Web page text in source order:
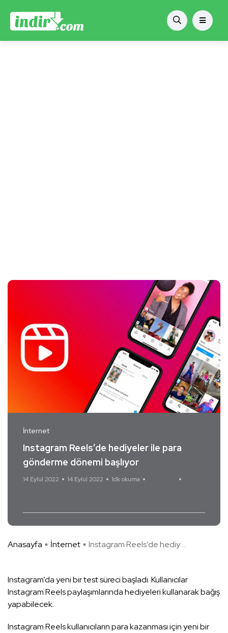
İnternet
Instagram Reels’de hediyeler ile para
gönderme dönemi başlıyor
14 Eylül 2022 14 Eylül 2022 1dk okuma
Anasayfa İnternet Instagram Reels’de hediy ...
Instagram’da yeni bir test süreci başladı. Kullanıcılar
Instagram Reels paylaşımlarında hediyeleri kullanarak bağış
yapabilecek.
Instagram Reels kullanıcıların para kazanması için yeni bir